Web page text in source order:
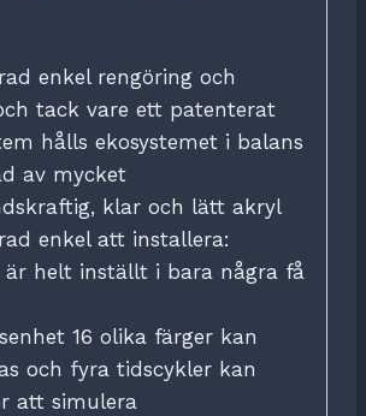
enkel rengöring och
tack vare ett patenterat
hålls ekosystemet i balans
av mycket
klar och lätt akryl
enkel att installera:
är helt inställt i bara några få
16 olika färger kan
och fyra tidscykler kan
att simulera